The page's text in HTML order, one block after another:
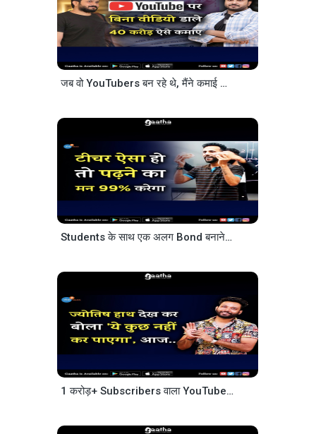
जब वो YouTubers बन रहे थे, मैंने कमाई का ‘ये प्लान’ बनाया
Students के साथ एक अलग Bond बनाने वाले Ashu Ghai Sir
1 करोड़+ Subscribers वाला YouTube Channel ऐसे बनाया